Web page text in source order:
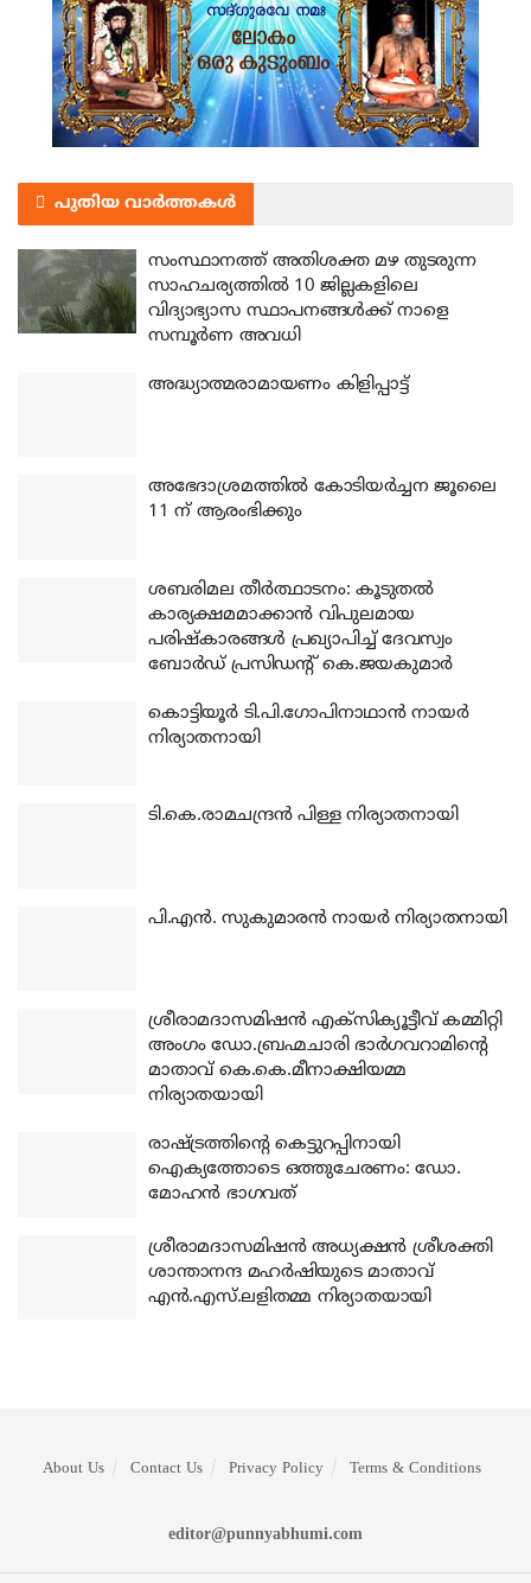
പുതിയ വാർത്തകൾ
സംസ്ഥാനത്ത് അതിശക്ത മഴ തുടരുന്ന
സാഹചര്യത്തിൽ 10 ജില്ലകളിലെ
വിദ്യാഭ്യാസ സ്ഥാപനങ്ങൾക്ക് നാളെ
സമ്പൂർണ അവധി
അദ്ധ്യാത്മരാമായണം കിളിപ്പാട്ട്
അഭേദാശ്രമത്തില്‍ കോടിയര്‍ച്ചന ജൂലൈ
11 ന് ആരംഭിക്കും
ശബരിമല തീര്‍ത്ഥാടനം: കൂടുതല്‍
കാര്യക്ഷമമാക്കാന്‍ വിപുലമായ
പരിഷ്‌കാരങ്ങള്‍ പ്രഖ്യാപിച്ച് ദേവസ്വം
ബോര്‍ഡ് പ്രസിഡന്റ് കെ.ജയകുമാര്‍
കൊട്ടിയൂര്‍ ടി.പി.ഗോപിനാഥാന്‍ നായര്‍
നിര്യാതനായി
ടി.കെ.രാമചന്ദ്രന്‍ പിള്ള നിര്യാതനായി
പി.എന്‍. സുകുമാരന്‍ നായര്‍ നിര്യാതനായി
ശ്രീരാമദാസമിഷന്‍ എക്‌സിക്യൂട്ടീവ് കമ്മിറ്റി
അംഗം ഡോ.ബ്രഹ്മചാരി ഭാര്‍ഗവറാമിന്റെ
മാതാവ് കെ.കെ.മീനാക്ഷിയമ്മ
നിര്യാതയായി
രാഷ്ട്രത്തിന്റെ കെട്ടുറപ്പിനായി
ഐക്യത്തോടെ ഒത്തുചേരണം: ഡോ.
മോഹന്‍ ഭാഗവത്
ശ്രീരാമദാസമിഷന്‍ അധ്യക്ഷന്‍ ശ്രീശക്തി
ശാന്താനന്ദ മഹര്‍ഷിയുടെ മാതാവ്
എന്‍.എസ്.ലളിതമ്മ നിര്യാതയായി
About Us Contact Us Privacy Policy Terms & Conditions
editor@punnyabhumi.com